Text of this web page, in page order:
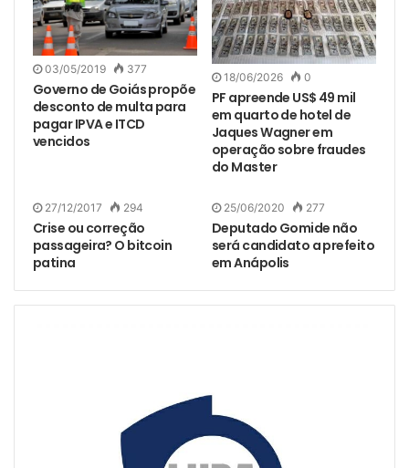
03/05/2019 377
Governo de Goiás propõe
desconto de multa para
pagar IPVA e ITCD
vencidos
18/06/2026 0
PF apreende US$ 49 mil
em quarto de hotel de
Jaques Wagner em
operação sobre fraudes
do Master
27/12/2017 294
Crise ou correção
passageira? O bitcoin
patina
25/06/2020 277
Deputado Gomide não
será candidato a prefeito
em Anápolis